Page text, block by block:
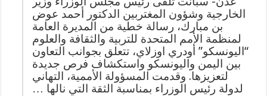
الخارجية وشؤون المغتربين الدكتور أحمد عوض
بن مبارك، رسالة خطية من المديرة العامة
لمنظمة الأمم المتحدة للتربية والثقافة والعلوم
“اليونسكو” أودري اوزلاي، تتعلق بجوانب التعاون
بين اليمن واليونسكو واستكشاف فرص جديدة
لتعزيزها. وقدمت المسؤولة الأممية، التهاني
لدولة رئيس الوزراء بمناسبة الثقة التي نالها …